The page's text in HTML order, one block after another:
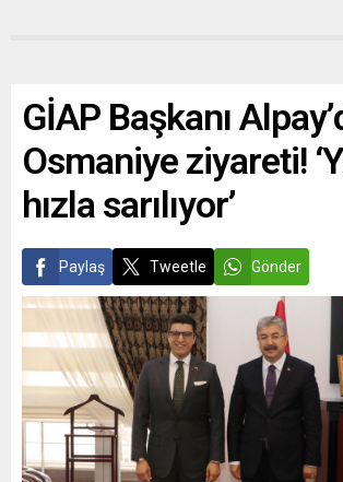
GİAP Başkanı
Osmaniye ziyareti!
hızla sarılıyor’
Paylaş Tweetle Gönder